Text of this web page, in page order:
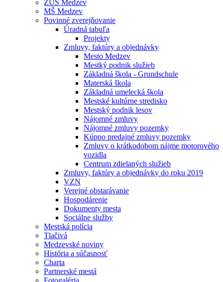
ZUŠ Medzev
MŠ Medzev
Povinné zverejňovanie
Úradná tabuľa
Projekty
Zmluvy, faktúry a objednávky
Mesto Medzev
Mestký podnik služieb
Základná škola - Grundschule
Materská škola
Základná umelecká škola
Mestské kultúrne stredisko
Mestský podnik lesov
Nájomné zmluvy
Nájomné zmluvy pozemky
Kúpno predajné zmluvy pozemky
Zmluvy o krátkodobom nájme motorového
vozidla
Centrum zdielaných služieb
Zmluvy, faktúry a objednávky do roku 2019
VZN
Verejné obstarávanie
Hospodárenie
Dokumenty mesta
Sociálne služby
Mestská polícia
Tlačivá
Medzevské noviny
História a súčasnosť
Charta
Partnerské mestá
Fotogaléria